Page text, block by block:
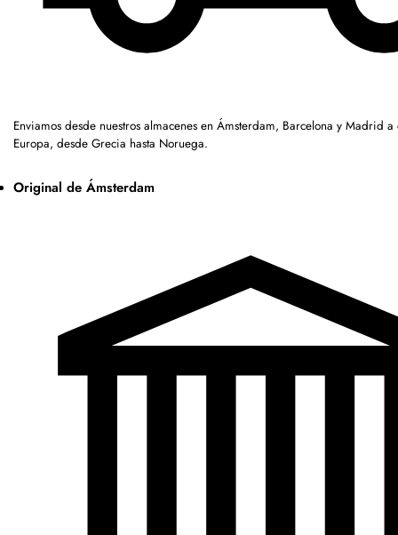
Enviamos desde nuestros almacenes en Ámsterdam, Barcelona y Madrid
Europa, desde Grecia hasta Noruega.
Original de Ámsterdam